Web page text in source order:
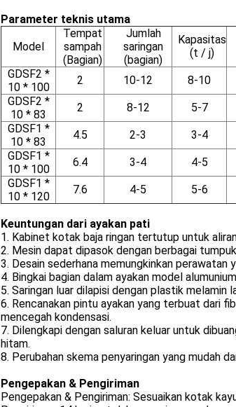
Parameter teknis utama
Model
Tempat
sampah
(Bagian)
Jumlah
saringan
(bagian)
Kapasitas
(t / j)
GDSF2 *
10 * 100
2 10-12 8-10
GDSF2 *
10 * 83
2 8-12 5-7
GDSF1 *
10 * 83
4.5 2-3 3-4
GDSF1 *
10 * 100
6.4 3-4 4-5
GDSF1 *
10 * 120
7.6 4-5 5-6
Keuntungan dari ayakan pati
1. Kabinet kotak baja ringan tertutup untuk
2. Mesin dapat dipasok dengan berbagai
3. Desain sederhana memungkinkan perawatan
4. Bingkai bagian dalam ayakan model
5. Saringan luar dilapisi dengan plastik
6. Rencanakan pintu ayakan yang terbuat dari
mencegah kondensasi.
7. Dilengkapi dengan saluran keluar untuk
hitam.
8. Perubahan skema penyaringan yang mudah
Pengepakan & Pengiriman
Pengepakan & Pengiriman: Sesuaikan kotak